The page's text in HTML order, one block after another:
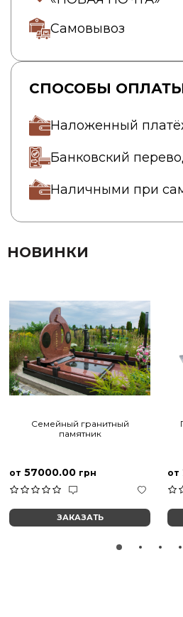
Самовывоз
СПОСОБЫ
Наложенный
Банковский
Наличными при
НОВИНКИ
Семейный гранитный
памятник
от 57000.00 грн
ЗАКАЗАТЬ
от